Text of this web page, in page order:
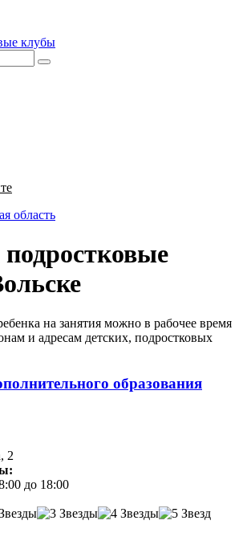
клубы
область
на занятия можно в рабочее время
и адресам детских, подростковых
образования
2
до 18:00